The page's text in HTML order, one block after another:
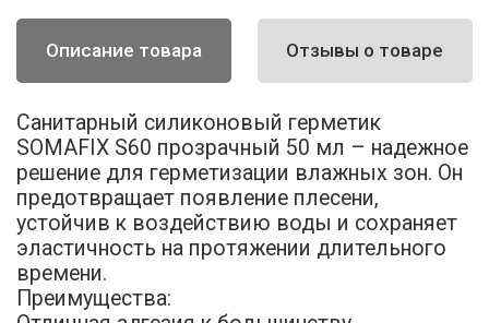
Описание товара Отзывы о товаре
Санитарный силиконовый герметик
SOMAFIX S60 прозрачный 50 мл – надежное
решение для герметизации влажных зон. Он
предотвращает появление плесени,
устойчив к воздействию воды и сохраняет
эластичность на протяжении длительного
времени.
Преимущества: